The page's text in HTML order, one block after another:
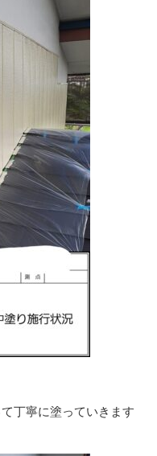
丁寧に塗っていきます